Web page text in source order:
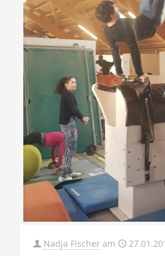
Nadja Fischer am